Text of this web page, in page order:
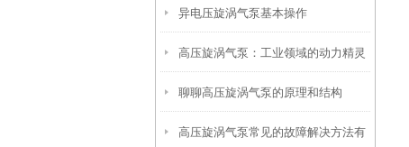
异电压旋涡气泵基本操作
高压旋涡气泵：工业领域的动力精灵
聊聊高压旋涡气泵的原理和结构
高压旋涡气泵常见的故障解决方法有